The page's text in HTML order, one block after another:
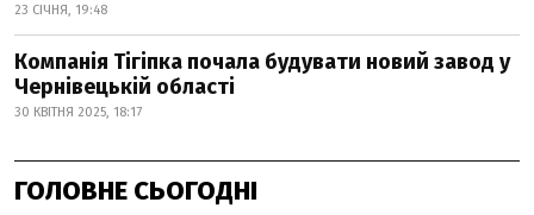
23 СІЧНЯ, 19:48
Компанія Тігіпка почала будувати новий завод у
Чернівецькій області
30 КВІТНЯ 2025, 18:17
ГОЛОВНЕ СЬОГОДНІ